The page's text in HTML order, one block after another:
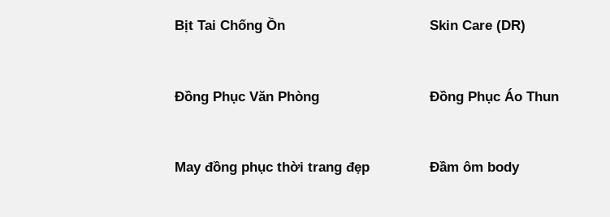
Bịt Tai Chống Ồn Skin Care (DR)
Đồng Phục Văn Phòng Đồng Phục Áo Thun
May đồng phục thời trang đẹp Đầm ôm body